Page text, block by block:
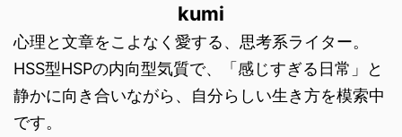
kumi
心理と文章をこよなく愛する、思考系ライター。
HSS型HSPの内向型気質で、「感じすぎる日常」と
静かに向き合いながら、自分らしい生き方を模索中
です。